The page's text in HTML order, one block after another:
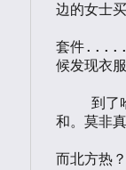
边的女士
套件......
候发现衣
    到了哈尔滨，刚下飞机我竟然觉得很暖
和。莫非
而北方热？